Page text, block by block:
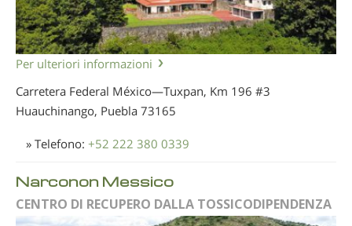
Per ulteriori informazioni
Carretera Federal México—Tuxpan, Km 196 #3
Huauchinango, Puebla 73165
» Telefono: +52 222 380 0339
Narconon Messico
CENTRO DI RECUPERO DALLA TOSSICODIPENDENZA